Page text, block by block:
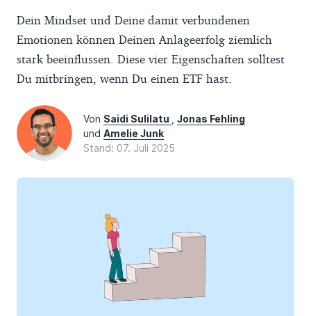
Dein Mindset und Deine damit verbundenen
Emotionen können Deinen Anlageerfolg ziemlich
stark beeinflussen. Diese vier Eigenschaften solltest
Du mitbringen, wenn Du einen ETF hast.
Von Saidi Sulilatu
Jonas Fehling
und Amelie Junk
Stand: 07. Juli 2025